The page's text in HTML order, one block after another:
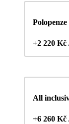
Polopenze
+2 220 Kč
All
+6 260 Kč